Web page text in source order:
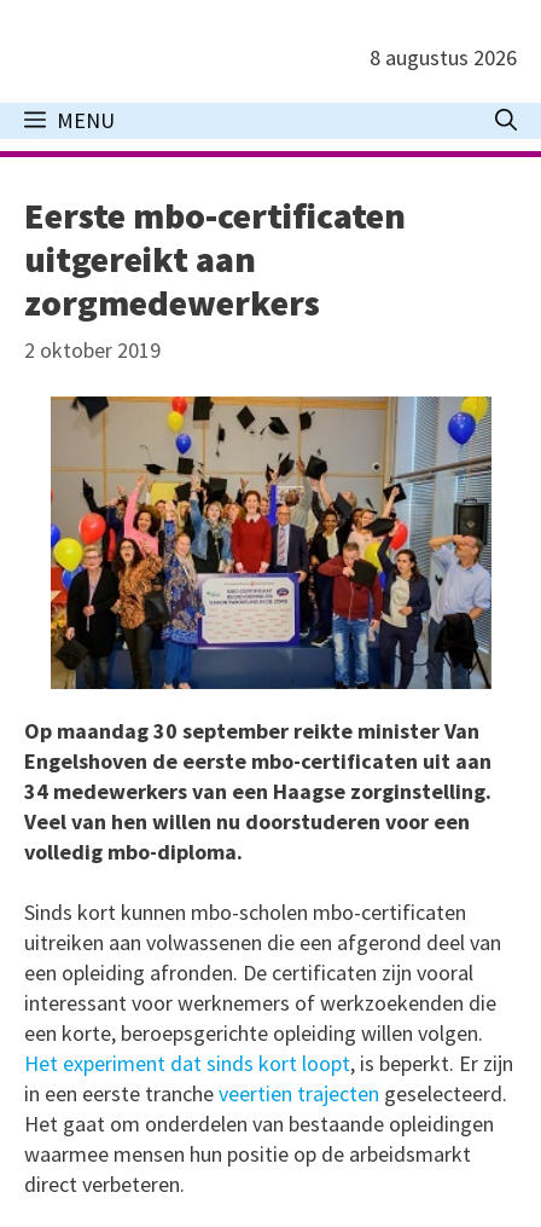
inhoud
8 augustus 2026
MENU
Eerste mbo-certificaten
uitgereikt aan
zorgmedewerkers
2 oktober 2019
Op maandag 30 september reikte minister Van
Engelshoven de eerste mbo-certificaten uit aan
34 medewerkers van een Haagse zorginstelling.
Veel van hen willen nu doorstuderen voor een
volledig mbo-diploma.
Sinds kort kunnen mbo-scholen mbo-certificaten
uitreiken aan volwassenen die een afgerond deel van
een opleiding afronden. De certificaten zijn vooral
interessant voor werknemers of werkzoekenden die
een korte, beroepsgerichte opleiding willen volgen.
Het experiment dat sinds kort loopt, is beperkt. Er zijn
in een eerste trancheveertien trajecten geselecteerd.
Het gaat om onderdelen van bestaande opleidingen
waarmee mensen hun positie op de arbeidsmarkt
direct verbeteren.